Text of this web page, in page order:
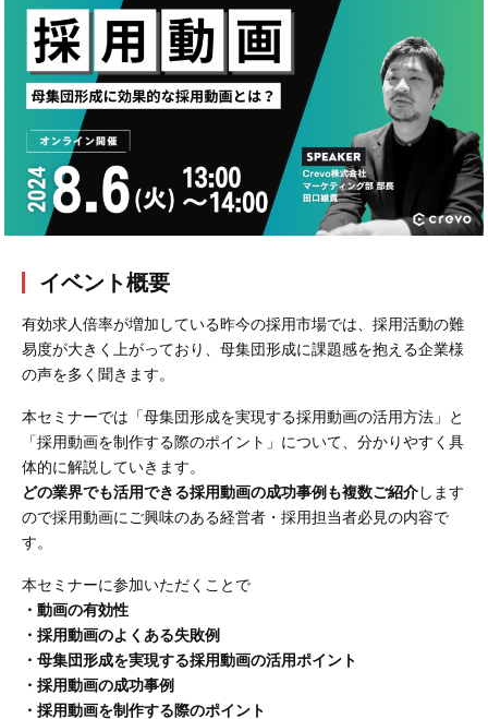
お客様の声
お役立ち情報
会社概要
採用情報
- 動画に関するご相談はこちら -
お問合わせ・無料見積もり
資料ダウンロード
イベント概要
有効求人倍率が増加している昨今の採用市場では、採用活動の難
易度が大きく上がっており、母集団形成に課題感を抱える企業様
の声を多く聞きます。
本セミナーでは「母集団形成を実現する採用動画の活用方法」と
「採用動画を制作する際のポイント」について、分かりやすく具
体的に解説していきます。
どの業界でも活用できる採用動画の成功事例も複数ご紹介します
ので採用動画にご興味のある経営者・採用担当者必見の内容で
す。
本セミナーに参加いただくことで
・動画の有効性
・採用動画のよくある失敗例
・母集団形成を実現する採用動画の活用ポイント
・採用動画の成功事例
・採用動画を制作する際のポイント